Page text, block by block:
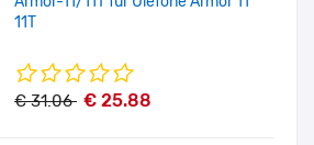
11T
€ 31.06 € 25.88